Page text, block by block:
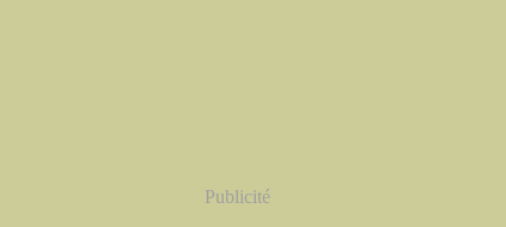
Publicité